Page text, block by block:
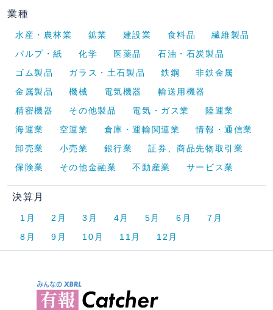
業種
水産・農林業 鉱業 建設業 食料品
繊維製品
パルプ・紙
化学 医薬品
石油・石炭製品
ゴム製品
ガラス・土石製品 鉄鋼
非鉄金属
金属製品
機械 電気機器
輸送用機器
精密機器
その他製品 電気・ガス業
陸運業
海運業
空運業 倉庫・運輸関連業
情報・通信業
卸売業
小売業 銀行業
証券、商品先物取引業
保険業
その他金融業 不動産業 サービス業
決算月
1月 2月 3月 4月 5月 6月
7月
8月
9月 10月 11月 12月